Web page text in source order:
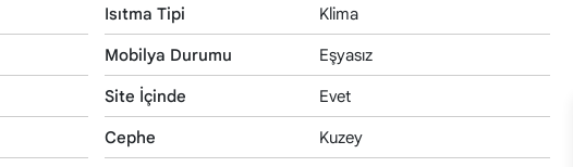
Isıtma Tipi Klima
Mobilya Durumu Eşyasız
Site İçinde Evet
Cephe Kuzey